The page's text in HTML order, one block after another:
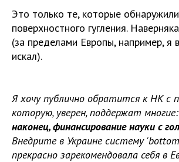
Это только те, которые
поверхностного гугления.
(за пределами Европы, например, я
искал).
Я хочу публично обратится к НК с
которую, уверен, поддержат многие:
наконец, финансирование науки с
Внедрите в Украине систему
прекрасно зарекомендовала себя в